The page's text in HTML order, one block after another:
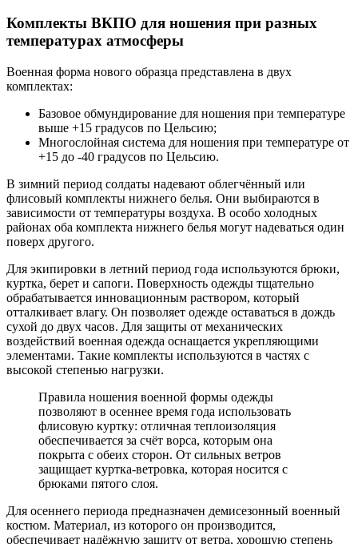
Комплекты ВКПО для ношения при разных
температурах атмосферы
Военная форма нового образца представлена в двух
комплектах:
Базовое обмундирование для ношения при температуре
выше +15 градусов по Цельсию;
Многослойная система для ношения при температуре от
+15 до -40 градусов по Цельсию.
В зимний период солдаты надевают облегчённый или
флисовый комплекты нижнего белья. Они выбираются в
зависимости от температуры воздуха. В особо холодных
районах оба комплекта нижнего белья могут надеваться один
поверх другого.
Для экипировки в летний период года используются брюки,
куртка, берет и сапоги. Поверхность одежды тщательно
обрабатывается инновационным раствором, который
отталкивает влагу. Он позволяет одежде оставаться в дождь
сухой до двух часов. Для защиты от механических
воздействий военная одежда оснащается укрепляющими
элементами. Такие комплекты используются в частях с
высокой степенью нагрузки.
Правила ношения военной формы одежды
позволяют в осеннее время года использовать
флисовую куртку: отличная теплоизоляция
обеспечивается за счёт ворса, которым она
покрыта с обеих сторон. От сильных ветров
защищает куртка-ветровка, которая носится с
брюками пятого слоя.
Для осеннего периода предназначен демисезонный военный
костюм. Материал, из которого он производится,
обеспечивает надёжную защиту от ветра, хорошую степень